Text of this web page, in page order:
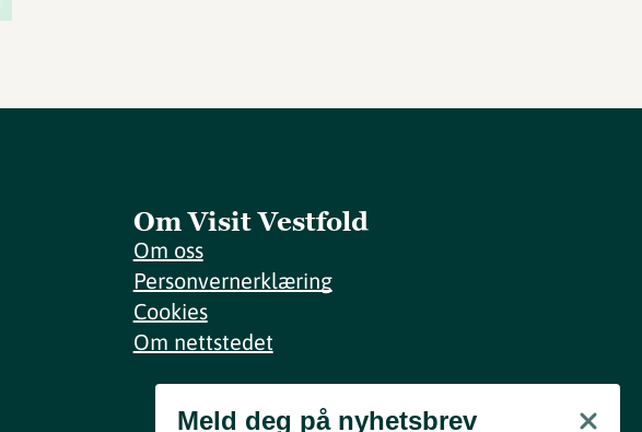
Om Visit Vestfold
Om oss
Personvernerklæring
Cookies
Om nettstedet
Meld deg på nyhetsbrev
Meld deg på nyhetsbrev